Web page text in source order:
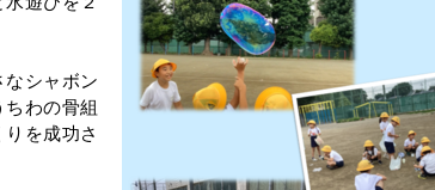
シャボン
わの骨組
を成功さ